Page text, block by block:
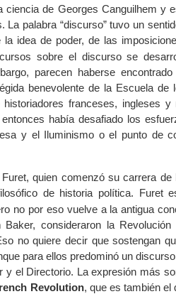
de Georges Canguilhem y
palabra “discurso” tuvo un
idea de poder, de las
sobre el discurso se
parecen haberse
benevolente de la Escuela de
franceses, ingleses y
había desafiado los
y el Iluminismo o el punto de
quien comenzó su carrera de
de historia política. Furet
no por eso vuelve a la antigua
consideraron la
no quiere decir que sostengan
para ellos predominó un
el Directorio. La expresión más
Revolution, que es también el